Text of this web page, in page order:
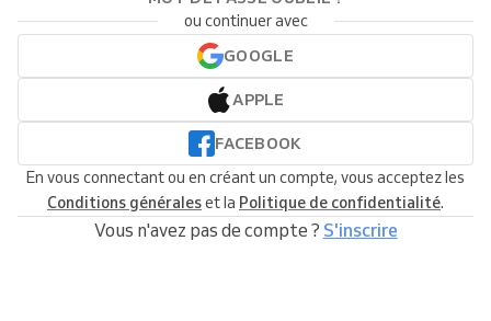
ou continuer avec
GOOGLE
APPLE
FACEBOOK
En vous connectant ou en créant un compte, vous acceptez les
Conditions généraleset la Politique de confidentialité.
Vous n'avez pas de compte ? S'inscrire